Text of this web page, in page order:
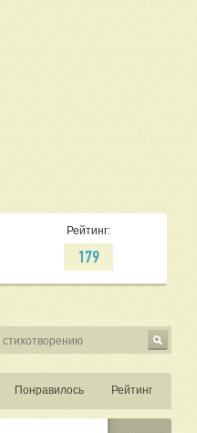
Рейтинг:
179
Понравилось Рейтинг